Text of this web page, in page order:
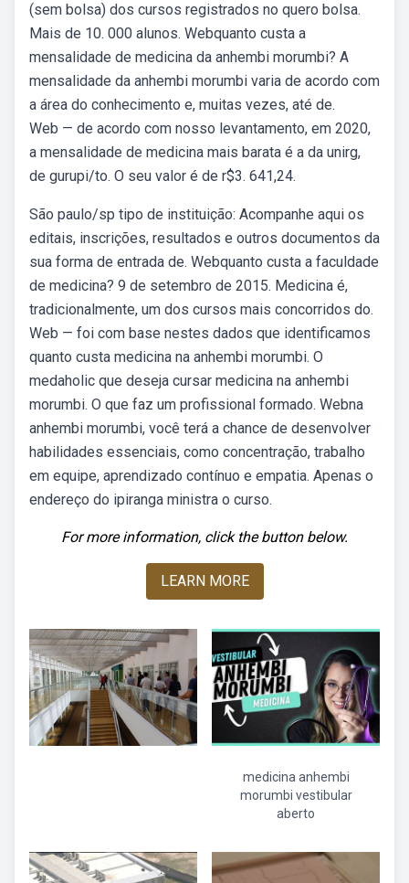
(sem bolsa) dos cursos registrados no quero bolsa.
Mais de 10. 000 alunos. Webquanto custa a
mensalidade de medicina da anhembi morumbi? A
mensalidade da anhembi morumbi varia de acordo com
a área do conhecimento e, muitas vezes, até de.
Web — de acordo com nosso levantamento, em 2020,
a mensalidade de medicina mais barata é a da unirg,
de gurupi/to. O seu valor é de r$3. 641,24.
São paulo/sp tipo de instituição: Acompanhe aqui os
editais, inscrições, resultados e outros documentos da
sua forma de entrada de. Webquanto custa a faculdade
de medicina? 9 de setembro de 2015. Medicina é,
tradicionalmente, um dos cursos mais concorridos do.
Web — foi com base nestes dados que identificamos
quanto custa medicina na anhembi morumbi. O
medaholic que deseja cursar medicina na anhembi
morumbi. O que faz um profissional formado. Webna
anhembi morumbi, você terá a chance de desenvolver
habilidades essenciais, como concentração, trabalho
em equipe, aprendizado contínuo e empatia. Apenas o
endereço do ipiranga ministra o curso.
For more information, click the button below.
LEARN MORE
medicina anhembi
morumbi vestibular
aberto